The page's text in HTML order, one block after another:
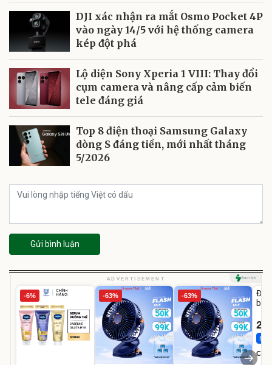
DJI xác nhận ra mắt Osmo Pocket 4P
vào ngày 14/5 với hệ thống camera
kép đột phá
Lộ diện Sony Xperia 1 VIII: Thay đổi
cụm camera và nâng cấp cảm biến
tele đáng giá
Top 8 điện thoại Samsung Galaxy
dòng S đáng tiền, mới nhất tháng
5/2026
Gửi bình luận
ADVERTISEMENT
-6% -63% -63%
Đai
bé
Hot